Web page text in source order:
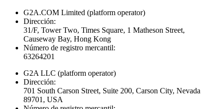
G2A.COM Limited (platform operator)
Dirección:
31/F, Tower Two, Times Square, 1 Matheson Street,
Causeway Bay, Hong Kong
Número de registro mercantil:
63264201
G2A LLC (platform operator)
Dirección:
701 South Carson Street, Suite 200, Carson City, Nevada
89701, USA